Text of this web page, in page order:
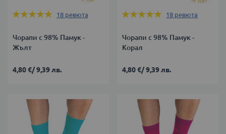
Оценка:
18 ревюта
Чорапи с 98% Памук -
Жълт
4,80 €/9,39 лв.
Оценка:
18 ревюта
Чорапи с 98% Памук -
Корал
4,80 €/9,39 лв.